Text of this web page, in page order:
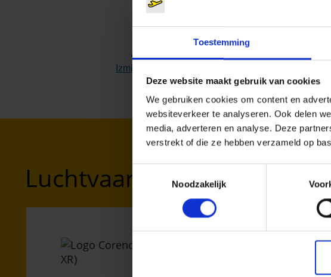
Toestemming
Deze website maakt gebruik van cookies
We gebruiken cookies om content en
websiteverkeer te analyseren. Ook delen
media, adverteren en analyse. Deze
verstrekt of die ze hebben verzameld op
Noodzakelijk
Airport
Izmir (ADB)
Luchtvaartmaatschappijen